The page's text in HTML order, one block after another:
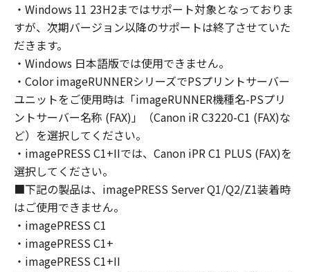
Computer to use the SOFTWARE, provided
that you must assure that all such users shall
abide by the terms of this Agreement and
shall be subject to restrictions and
obligations borne by you hereunder.
You may make one copy of the SOFTWARE
solely for a back-up purpose.
2. RESTRICTIONS
You shall not use the SOFTWARE except as
expressly granted or permitted herein, and
shall not assign, sublicense, sell, rent, lease,
loan, convey or transfer to any third party the
SOFTWARE. You shall not alter, translate or
convert to another programming language,
modify, disassemble, decompile or otherwise
reverse engineer the SOFTWARE and you shall
・Windows 11 23H2まではサポート対象となっておりま
すが、次期バージョン以降のサポートは終了させていた
だきます。
・Windows 日本語版では使用できません。
・Color imageRUNNERシリーズでPSプリントサーバー
ユニットをご使用時は「imageRUNNER機種名-PSプリ
ントサーバー名称 (FAX)」（Canon iR C3220-C1 (FAX)な
ど）を選択してください。
・imagePRESS C1+IIでは、Canon iPR C1 PLUS (FAX)を
選択してください。
■下記の製品は、imagePRESS Server Q1/Q2/Z1装着時
はご使用できません。
・imagePRESS C1
・imagePRESS C1+
・imagePRESS C1+II